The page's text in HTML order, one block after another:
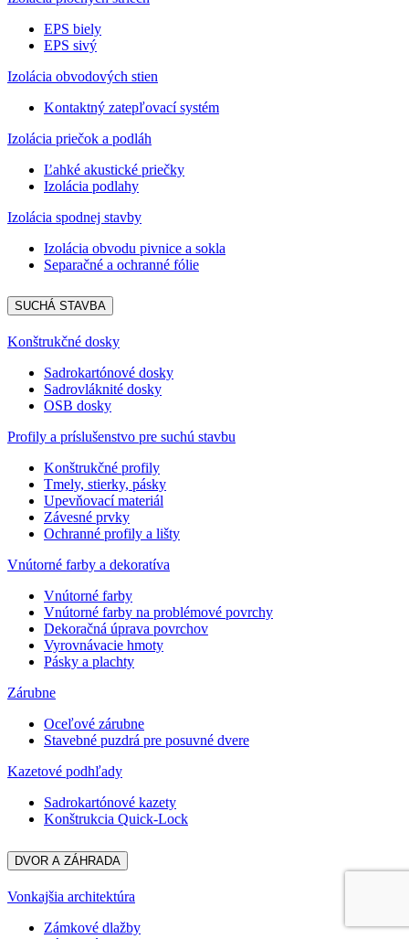
EPS biely
EPS sivý
Izolácia obvodových stien
Kontaktný zatepľovací systém
Izolácia priečok a podláh
Ľahké akustické priečky
Izolácia podlahy
Izolácia spodnej stavby
Izolácia obvodu pivnice a sokla
Separačné a ochranné fólie
SUCHÁ STAVBA
Konštrukčné dosky
Sadrokartónové dosky
Sadrovláknité dosky
OSB dosky
Profily a príslušenstvo pre suchú stavbu
Konštrukčné profily
Tmely, stierky, pásky
Upevňovací materiál
Závesné prvky
Ochranné profily a lišty
Vnútorné farby a dekoratíva
Vnútorné farby
Vnútorné farby na problémové povrchy
Dekoračná úprava povrchov
Vyrovnávacie hmoty
Pásky a plachty
Zárubne
Oceľové zárubne
Stavebné puzdrá pre posuvné dvere
Kazetové podhľady
Sadrokartónové kazety
Konštrukcia Quick-Lock
DVOR A ZÁHRADA
Vonkajšia architektúra
Zámkové dlažby